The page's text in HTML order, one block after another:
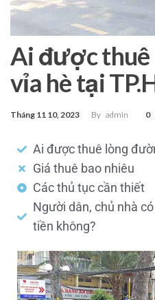
Ai được
vỉa hè tại
Tháng 11 10, 2023 By admin 0
Ai được thuê lòng
Giá thuê bao nhiêu
Các thủ tục cần thiết
Người dân, chủ nhà
tiền không?